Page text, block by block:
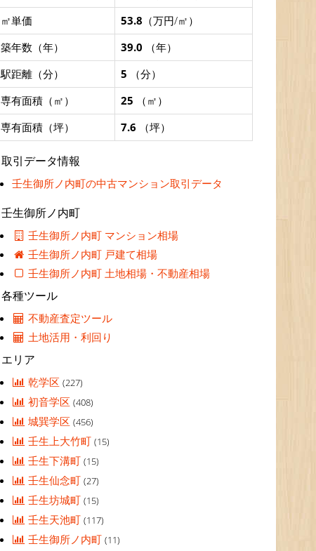
㎡単価
53.8 （万円/㎡）
築年数（年）
39.0 （年）
駅距離（分）
5 （分）
専有面積（㎡）
25 （㎡）
専有面積（坪）
7.6 （坪）
取引データ情報
壬生御所ノ内町の中古マンション取引データ
壬生御所ノ内町
壬生御所ノ内町 マンション相場
壬生御所ノ内町 戸建て相場
壬生御所ノ内町 土地相場・不動産相場
各種ツール
不動産査定ツール
土地活用・利回り
エリア
乾学区(227)
初音学区(408)
城巽学区(456)
壬生上大竹町(15)
壬生下溝町(15)
壬生仙念町(27)
壬生坊城町(15)
壬生天池町(117)
壬生御所ノ内町(11)